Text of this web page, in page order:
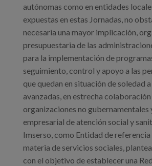
autónomas como en entidades
expuestas en estas Jornadas, no
necesaria una mayor implicación,
presupuestaria de las
para la implementación de
seguimiento, control y apoyo a las
que quedan en situación de soledad
avanzadas, en estrecha colaboración
organizaciones no gubernamentales
empresarial de atención social y
Imserso, como Entidad de referencia
materia de servicios sociales,
con el objetivo de establecer una